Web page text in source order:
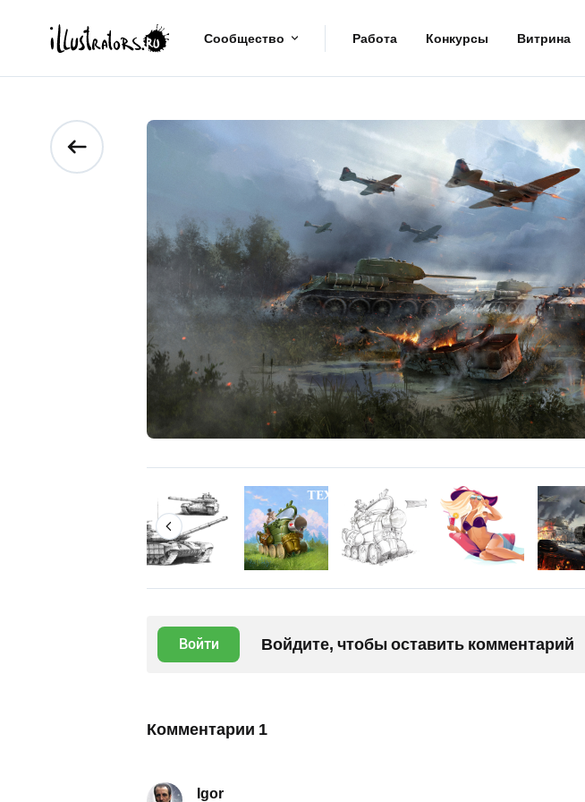
Сообщество Работа Конкурсы Витрина
Войти Войдите, чтобы оставить комментарий
Комментарии 1
Igor